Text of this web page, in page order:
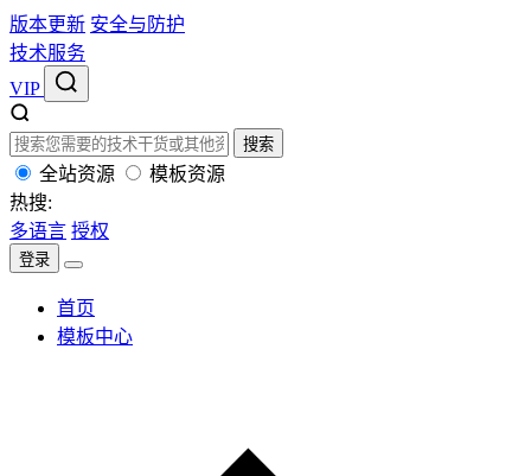
版本更新 安全与防护
技术服务
VIP
搜索
全站资源
模板资源
热搜:
多语言 授权
登录
首页
模板中心